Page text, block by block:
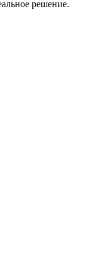
решение.